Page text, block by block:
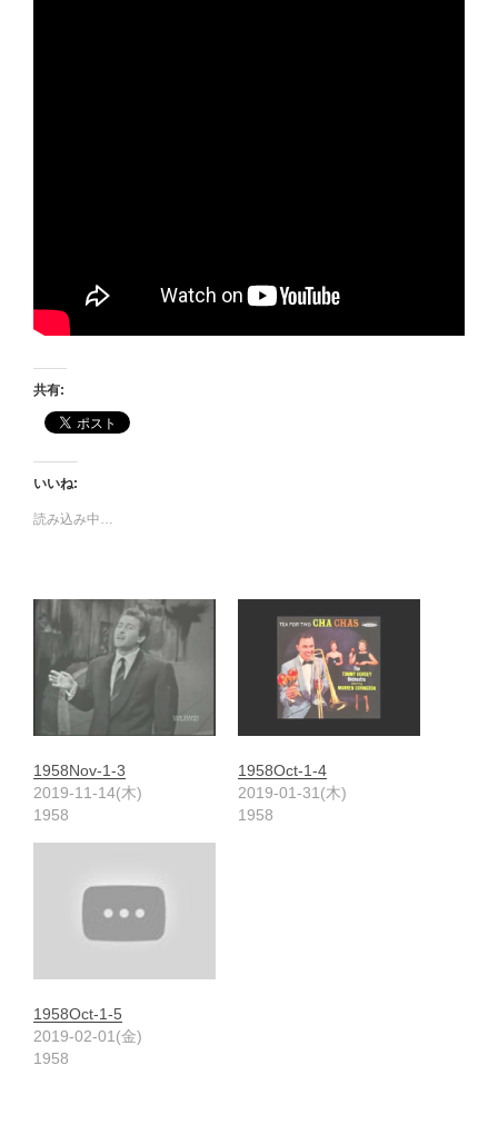
共有:
いいね:
読み込み中…
1958Nov-1-3
2019-11-14(木)
1958
1958Oct-1-4
2019-01-31(木)
1958
1958Oct-1-5
2019-02-01(金)
1958